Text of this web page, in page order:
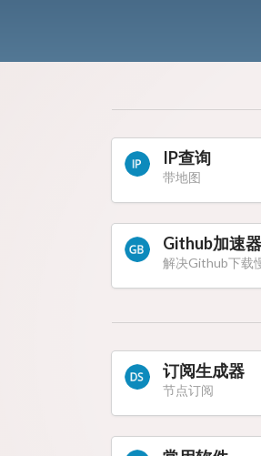
IP查询
带地图
Github加速器
解决Github下载
订阅生成器
节点订阅